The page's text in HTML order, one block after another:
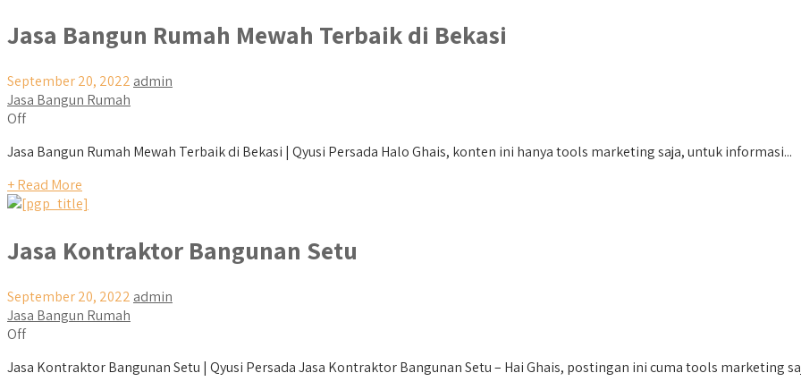
Jasa Bangun Rumah Mewah Terbaik di Bekasi
September 20, 2022 admin
Jasa Bangun Rumah
Off
Jasa Bangun Rumah Mewah Terbaik di Bekasi | Qyusi Persada Halo Ghais, konten ini hanya tools marketing saja, untuk informasi...
+ Read More
Jasa Kontraktor Bangunan Setu
September 20, 2022 admin
Jasa Bangun Rumah
Off
Jasa Kontraktor Bangunan Setu | Qyusi Persada Jasa Kontraktor Bangunan Setu – Hai Ghais, postingan ini cuma tools marketing